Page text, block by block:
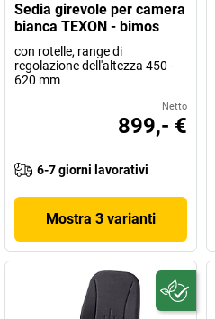
Sedia girevole per camera
bianca TEXON - bimos
con rotelle, range di
regolazione dell'altezza 450 -
620 mm
Netto
899,- €
6-7 giorni lavorativi
Mostra 3 varianti